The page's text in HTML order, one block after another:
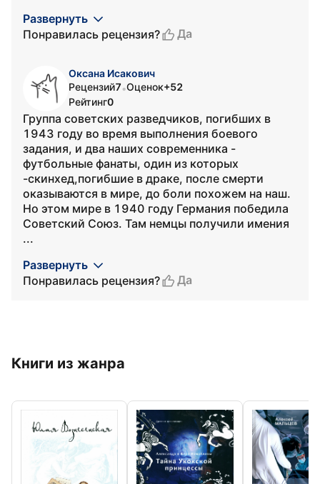
Развернуть
Понравилась рецензия?
Да
Оксана Исакович
Рецензий7•Оценок+52
Рейтинг0
Группа советских разведчиков, погибших в
1943 году во время выполнения боевого
задания, и два наших современника -
футбольные фанаты, один из которых
-скинхед,погибшие в драке, после смерти
оказываются в мире, до боли похожем на наш.
Но этом мире в 1940 году Германия победила
Советский Союз. Там немцы получили имения
...
Развернуть
Понравилась рецензия?
Да
Книги из жанра